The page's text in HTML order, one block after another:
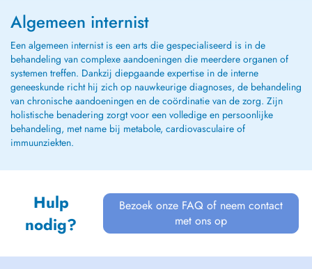
Luxembourg (CHL) où j'ai eu l'opportun...
Algemeen internist
Een algemeen internist is een arts die gespecialiseerd is in de
behandeling van complexe aandoeningen die meerdere organen of
systemen treffen. Dankzij diepgaande expertise in de interne
geneeskunde richt hij zich op nauwkeurige diagnoses, de behandeling
van chronische aandoeningen en de coördinatie van de zorg. Zijn
holistische benadering zorgt voor een volledige en persoonlijke
behandeling, met name bij metabole, cardiovasculaire of
immuunziekten.
Hulp
nodig?
Bezoek onze FAQ of neem contact
met ons op